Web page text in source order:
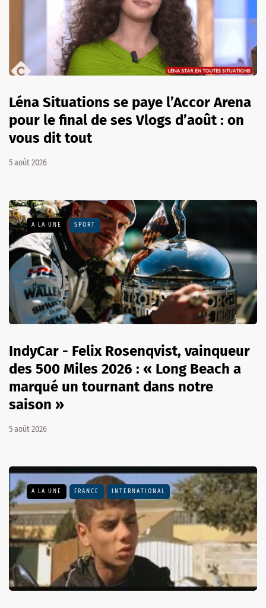
Léna Situations se paye l’Accor Arena
pour le final de ses Vlogs d’août : on
vous dit tout
5 août 2026
A LA UNE SPORT
IndyCar - Felix Rosenqvist, vainqueur
des 500 Miles 2026 : « Long Beach a
marqué un tournant dans notre
saison »
5 août 2026
A LA UNE FRANCE INTERNATIONAL